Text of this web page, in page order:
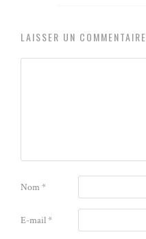
LAISSER UN COMMENTAIRE
Nom*
E-mail*